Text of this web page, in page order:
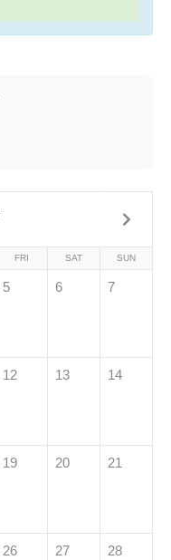
FRI SAT SUN
5 6 7
12 13 14
19 20 21
26 27 28